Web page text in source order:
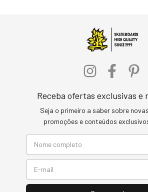
Receba ofertas exclusivas e
Seja o primeiro a saber sobre
promoções e conteúdos